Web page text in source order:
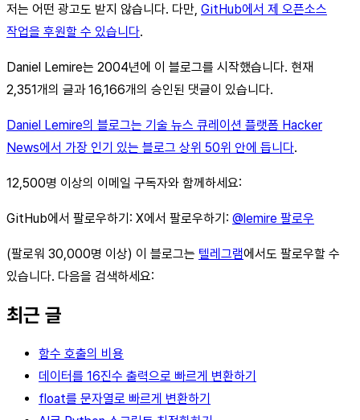
저는 어떤 광고도 받지 않습니다. 다만, GitHub에서 제 오픈소스
작업을 후원할 수 있습니다.
Daniel Lemire는 2004년에 이 블로그를 시작했습니다. 현재
2,351개의 글과 16,166개의 승인된 댓글이 있습니다.
Daniel Lemire의 블로그는 기술 뉴스 큐레이션 플랫폼 Hacker
News에서 가장 인기 있는 블로그 상위 50위 안에 듭니다.
12,500명 이상의 이메일 구독자와 함께하세요:
GitHub에서 팔로우하기: X에서 팔로우하기: @lemire 팔로우
(팔로워 30,000명 이상) 이 블로그는 텔레그램에서도 팔로우할 수
있습니다. 다음을 검색하세요:
최근 글
함수 호출의 비용
데이터를 16진수 출력으로 빠르게 변환하기
float를 문자열로 빠르게 변환하기